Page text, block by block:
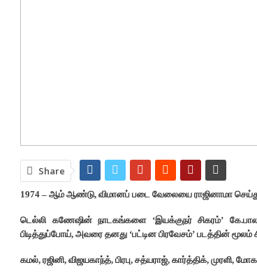
Share
1974 – ஆம் ஆண்டு, விமானப் படை வேலையை ராஜினாமா
டெல்லி கணேஷின் நாடகங்களை ‘இயக்குநர் சிகரம்’
பிடித்துப்போய், அவரை தனது ‘பட்டின பிரவேசம்’ படத்தின் மூலம்
கமல், ரஜினி, விஜயகாந்த், பிரபு, சத்யராஜ், கார்த்திக்,